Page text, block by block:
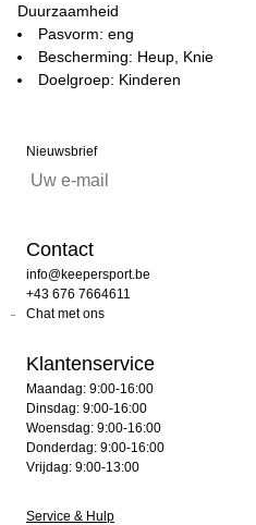
Duurzaamheid
Pasvorm: eng
Bescherming: Heup, Knie
Doelgroep: Kinderen
Nieuwsbrief
Contact
info@keepersport.be
+43 676 7664611
Chat met ons
Klantenservice
Maandag: 9:00-16:00
Dinsdag: 9:00-16:00
Woensdag: 9:00-16:00
Donderdag: 9:00-16:00
Vrijdag: 9:00-13:00
Service & Hulp